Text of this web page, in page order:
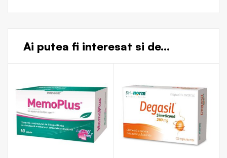
Ai putea fi interesat si de...